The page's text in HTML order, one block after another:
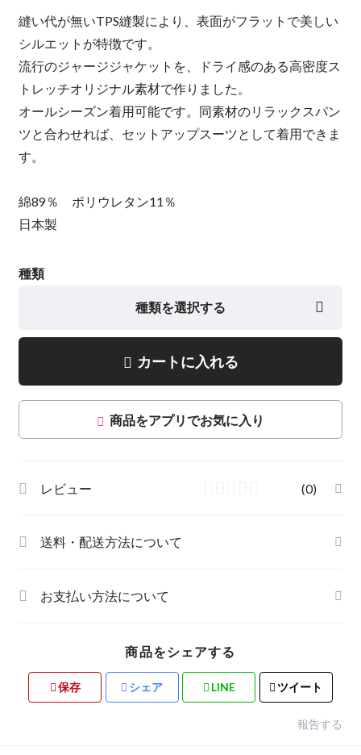
縫い代が無いTPS縫製により、表面がフラットで美しい
シルエットが特徴です。
流行のジャージジャケットを、ドライ感のある高密度ス
トレッチオリジナル素材で作りました。
オールシーズン着用可能です。同素材のリラックスパン
ツと合わせれば、セットアップスーツとして着用できま
す。
綿89％ ポリウレタン11％
日本製
種類
種類を選択する
カートに入れる
商品をアプリでお気に入り
レビュー (0)
送料・配送方法について
お支払い方法について
商品をシェアする
保存 シェア LINE ツイート
報告する